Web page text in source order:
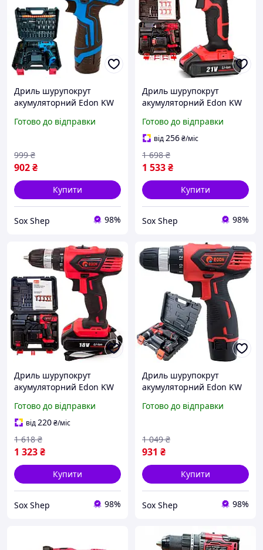
Дриль шурупокрут
акумуляторний Edon KW
Діаметр патрона макс 10
Готово до відправки
902₴
999 ₴
Купити
Sox Shep 98%
Дриль шурупокрут
акумуляторний Edon KW
Діаметр патрона макс 10
мм
Готово до відправки
від256₴/міс
1 533₴
1 698 ₴
Купити
Sox Shep 98%
Дриль шурупокрут
акумуляторний Edon KW
Діаметр патрона макс 10
мм
Готово до відправки
від220₴/міс
1 323₴
1 618 ₴
Купити
Sox Shep 98%
Дриль шурупокрут
акумуляторний Edon KW
12 В 2 Ач Діаметр
Готово до відправки
931 ₴
1 049 ₴
Купити
Sox Shep 98%